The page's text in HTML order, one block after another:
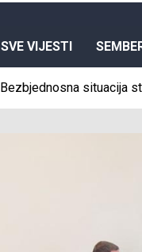
SVE VIJESTI
Bezbjednosna situacija